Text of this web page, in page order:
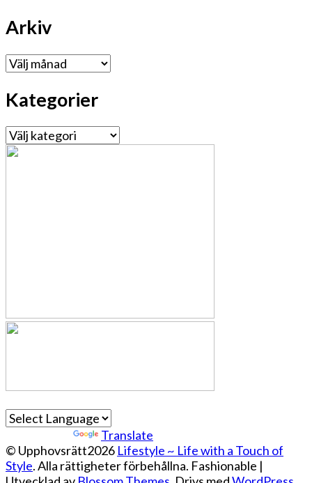
Arkiv
Arkiv
Kategorier
Kategorier
Translate
© Upphovsrätt2026 Lifestyle ~ Life with a Touch of
Style. Alla rättigheter förbehållna. Fashionable |